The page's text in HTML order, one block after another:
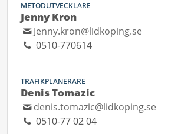
METODUTVECKLARE
Jenny Kron
Jenny.kron@lidkoping.se
0510-770614
TRAFIKPLANERARE
Denis Tomazic
denis.tomazic@lidkoping.se
0510-77 02 04